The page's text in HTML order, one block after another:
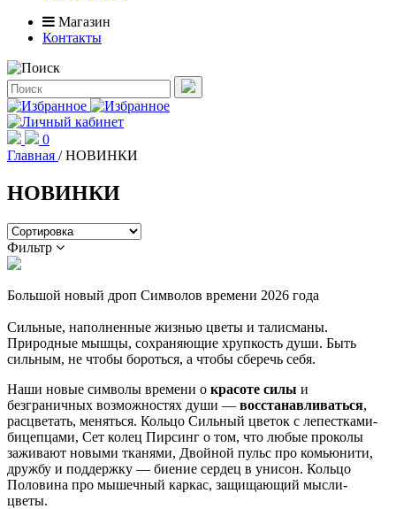
Магазин
Контакты
0
Главная /НОВИНКИ
НОВИНКИ
Фильтр
Большой новый дроп Символов времени 2026 года
Сильные, наполненные жизнью цветы и талисманы.
Природные мышцы, сохраняющие хрупкость души. Быть
сильным, не чтобы бороться, а чтобы сберечь себя.
Наши новые символы времени о красоте силы и
безграничных возможностях души — восстанавливаться,
расцветать, меняться. Кольцо Сильный цветок с лепестками-
бицепцами, Сет колец Пирсинг о том, что любые проколы
заживают новыми тканями, Двойной пульс про комьюнити,
дружбу и поддержку — биение сердец в унисон. Кольцо
Половина про мышечный каркас, защищающий мысли-
цветы.